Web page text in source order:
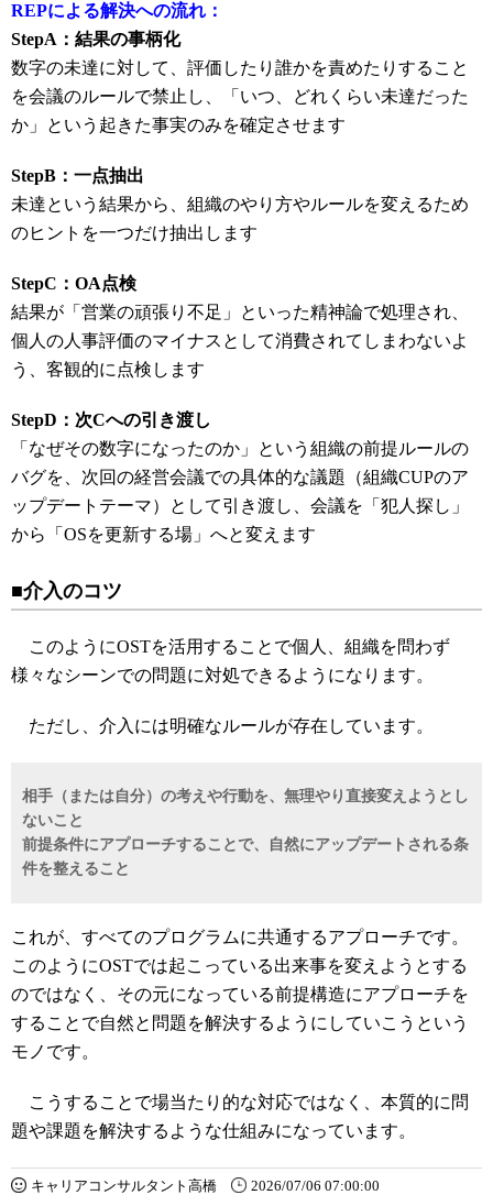
REPによる解決への流れ：
StepA：結果の事柄化
数字の未達に対して、評価したり誰かを責めたりすること
を会議のルールで禁止し、「いつ、どれくらい未達だった
か」という起きた事実のみを確定させます
StepB：一点抽出
未達という結果から、組織のやり方やルールを変えるため
のヒントを一つだけ抽出します
StepC：OA点検
結果が「営業の頑張り不足」といった精神論で処理され、
個人の人事評価のマイナスとして消費されてしまわないよ
う、客観的に点検します
StepD：次Cへの引き渡し
「なぜその数字になったのか」という組織の前提ルールの
バグを、次回の経営会議での具体的な議題（組織CUPのア
ップデートテーマ）として引き渡し、会議を「犯人探し」
から「OSを更新する場」へと変えます
■介入のコツ
このようにOSTを活用することで個人、組織を問わず
様々なシーンでの問題に対処できるようになります。
ただし、介入には明確なルールが存在しています。
相手（または自分）の考えや行動を、無理やり直接変えようとし
ないこと
前提条件にアプローチすることで、自然にアップデートされる条
件を整えること
これが、すべてのプログラムに共通するアプローチです。
このようにOSTでは起こっている出来事を変えようとする
のではなく、その元になっている前提構造にアプローチを
することで自然と問題を解決するようにしていこうという
モノです。
こうすることで場当たり的な対応ではなく、本質的に問
題や課題を解決するような仕組みになっています。
キャリアコンサルタント高橋 2026/07/06 07:00:00